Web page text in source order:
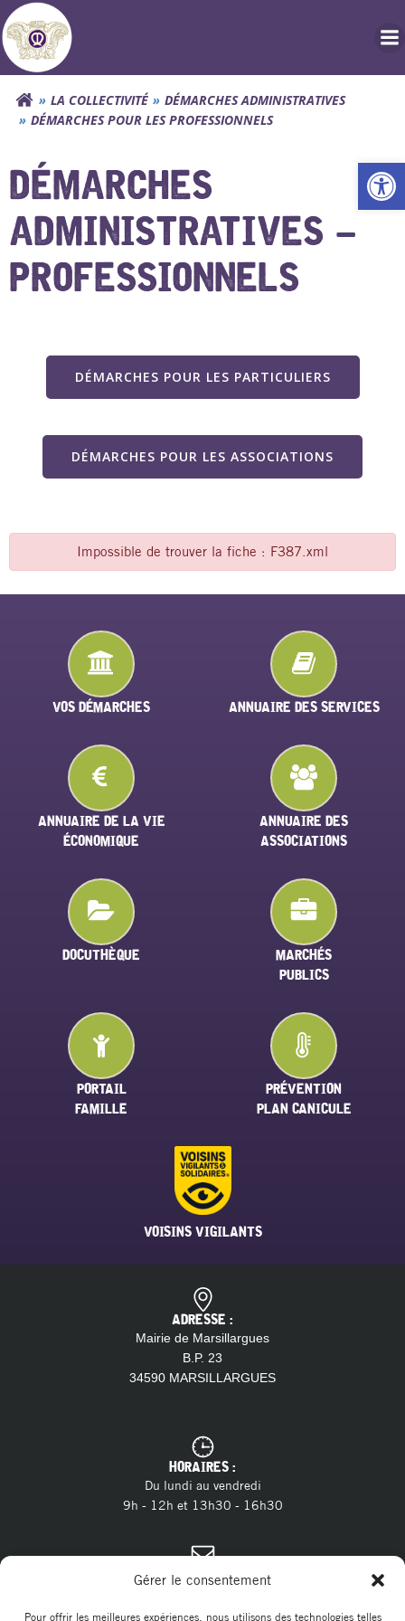
Gérer le consentement
Pour offrir les meilleures expériences, nous utilisons des technologies telles
Aller
au
contenu
LA COLLECTIVITÉ
DÉMARCHES ADMINISTRATIVES
DÉMARCHES POUR LES PROFESSIONNELS
DÉMARCHES
ADMINISTRATIVES –
PROFESSIONNELS
DÉMARCHES POUR LES PARTICULIERS
DÉMARCHES POUR LES ASSOCIATIONS
Impossible de trouver la fiche : F387.xml
VOS DÉMARCHES ANNUAIRE DES SERVICES
ANNUAIRE DE LA VIE
ÉCONOMIQUE
ANNUAIRE DES
ASSOCIATIONS
DOCUTHÈQUE
MARCHÉS
PUBLICS
PORTAIL
FAMILLE
PRÉVENTION
PLAN CANICULE
VOISINS VIGILANTS
ADRESSE :
Mairie de Marsillargues
B.P. 23
34590 MARSILLARGUES
HORAIRES :
Du lundi au vendredi
9h - 12h et 13h30 - 16h30
CONTACT :
E-mail :contact@marsillargues.fr